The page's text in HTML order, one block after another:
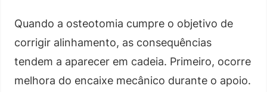
Quando a osteotomia cumpre o objetivo de
corrigir alinhamento, as consequências
tendem a aparecer em cadeia. Primeiro, ocorre
melhora do encaixe mecânico durante o apoio.